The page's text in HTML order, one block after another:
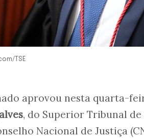
TSE
aprovou nesta quarta-
, do Superior Tribunal
Nacional de Justiça